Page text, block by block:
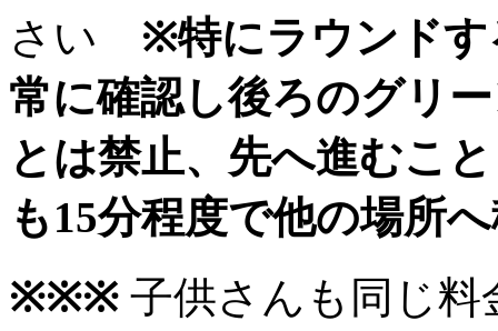
さい ※特にラウンドす
常に確認し後ろのグリ
とは禁止、先へ進むこ
も15分程度で他の場所
※※※ 子供さんも同じ